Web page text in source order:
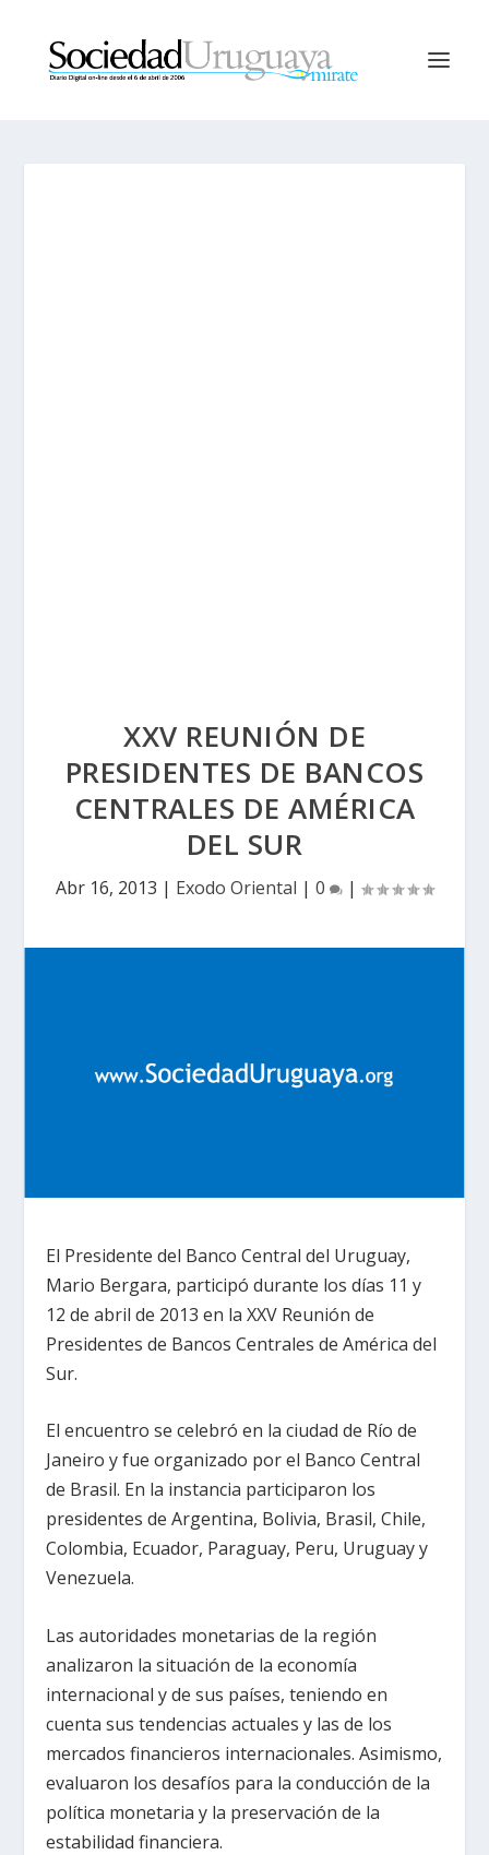
XXV REUNIÓN DE
PRESIDENTES DE BANCOS
CENTRALES DE AMÉRICA
DEL SUR
Abr 16, 2013 | Exodo Oriental | 0 |
El Presidente del Banco Central del Uruguay,
Mario Bergara, participó durante los días 11 y
12 de abril de 2013 en la XXV Reunión de
Presidentes de Bancos Centrales de América del
Sur.
El encuentro se celebró en la ciudad de Río de
Janeiro y fue organizado por el Banco Central
de Brasil. En la instancia participaron los
presidentes de Argentina, Bolivia, Brasil, Chile,
Colombia, Ecuador, Paraguay, Peru, Uruguay y
Venezuela.
Las autoridades monetarias de la región
analizaron la situación de la economía
internacional y de sus países, teniendo en
cuenta sus tendencias actuales y las de los
mercados financieros internacionales. Asimismo,
evaluaron los desafíos para la conducción de la
política monetaria y la preservación de la
estabilidad financiera.